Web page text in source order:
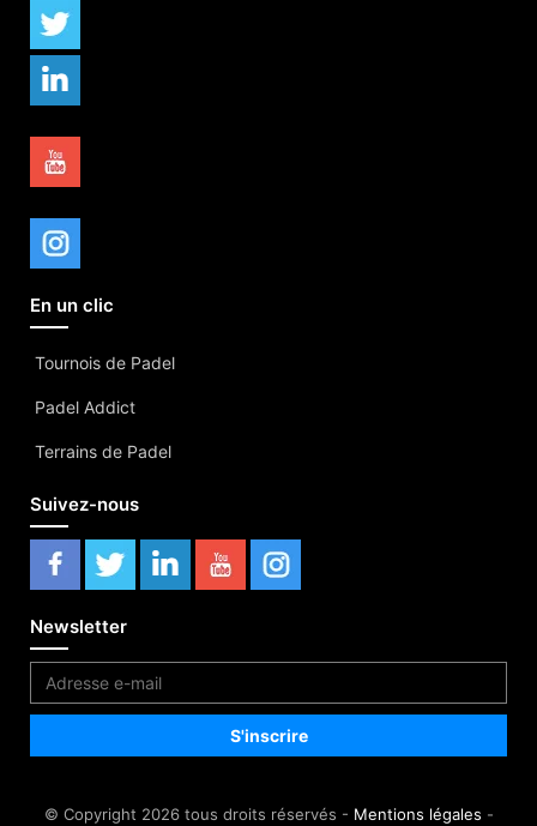
En un clic
Tournois de Padel
Padel Addict
Terrains de Padel
Suivez-nous
Newsletter
© Copyright 2026 tous droits réservés - Mentions légales -